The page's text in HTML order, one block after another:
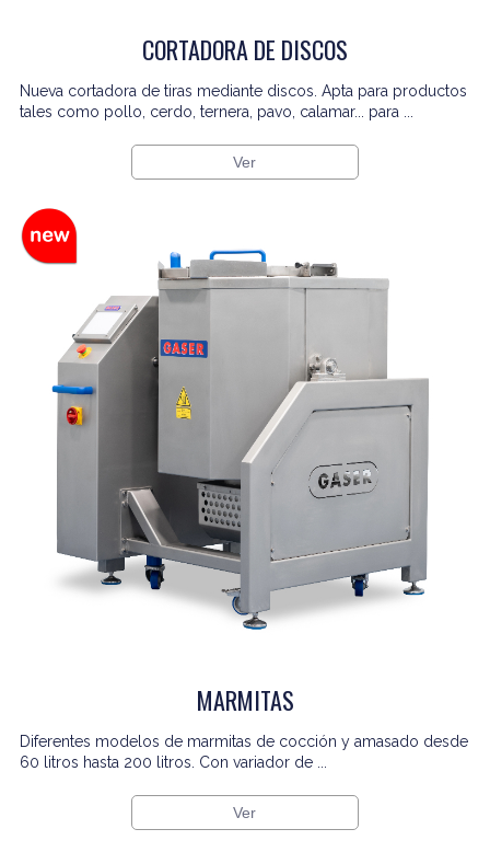
CORTADORA DE DISCOS
Nueva cortadora de tiras mediante discos. Apta para productos
tales como pollo, cerdo, ternera, pavo, calamar... para ...
Ver
MARMITAS
Diferentes modelos de marmitas de cocción y amasado desde
60 litros hasta 200 litros. Con variador de ...
Ver